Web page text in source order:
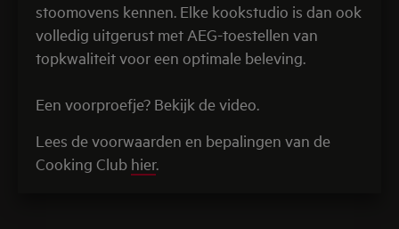
stoomovens kennen. Elke kookstudio is dan ook
volledig uitgerust met AEG-toestellen van
topkwaliteit voor een optimale beleving.
Een voorproefje? Bekijk de video.
Lees de voorwaarden en bepalingen van de
Cooking Club hier.